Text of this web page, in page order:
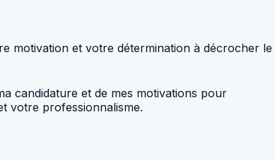
motivation et votre détermination à décrocher le
candidature et de mes motivations pour
votre professionnalisme.